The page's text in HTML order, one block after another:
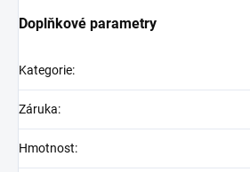
Doplňkové parametry
Kategorie:
Záruka:
Hmotnost: